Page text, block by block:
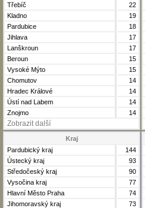
Třebíč
22
Kladno
19
Pardubice
18
Jihlava
17
Lanškroun
17
Beroun
15
Vysoké Mýto
15
Chomutov
14
Hradec Králové
14
Ústí nad Labem
14
Znojmo
14
Zobrazit další
Kraj
Pardubický kraj
144
Ústecký kraj
93
Středočeský kraj
90
Vysočina kraj
77
Hlavní Město Praha
74
Jihomoravský kraj
73